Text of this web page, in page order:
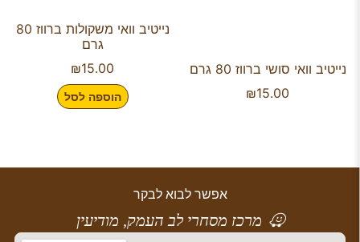
נייטיב וואי סושי ברווז 80 גרם
₪15.00
נייטיב וואי משקולות ברווז 80
גרם
₪15.00
הוספה לסל
אפשר לבוא לבקר
מרכז מסחרי לב העמק, מודיעין